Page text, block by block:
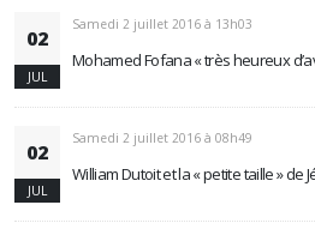
02
JUL
Samedi 2 juillet 2016 à 13h03
Mohamed Fofana « très heureux
02
JUL
Samedi 2 juillet 2016 à 08h49
William Dutoit et la « petite taille » de